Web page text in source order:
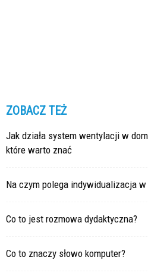
ZOBACZ TEŻ
Jak działa system wentylacji w
które warto znać
Na czym polega indywidualizacja w
Co to jest rozmowa dydaktyczna?
Co to znaczy słowo komputer?